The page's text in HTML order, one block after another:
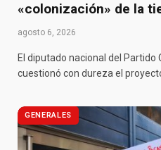
«colonización» de la
agosto 6, 2026
El diputado nacional del Partido
cuestionó con dureza el
GENERALES